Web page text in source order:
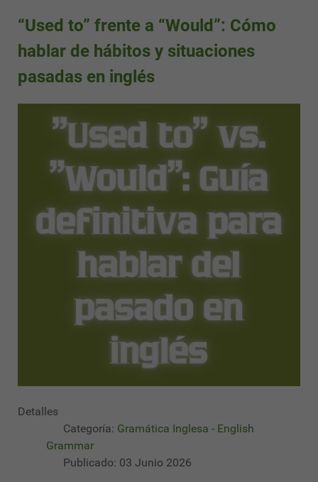
“Used to” frente a “Would”: Cómo
hablar de hábitos y situaciones
pasadas en inglés
Detalles
Categoría: Gramática Inglesa - English
Grammar
Publicado: 03 Junio 2026